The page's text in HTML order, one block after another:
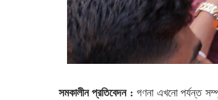
সমকালীন প্রতিবেদন : গণনা এখনো পর্যন্ত